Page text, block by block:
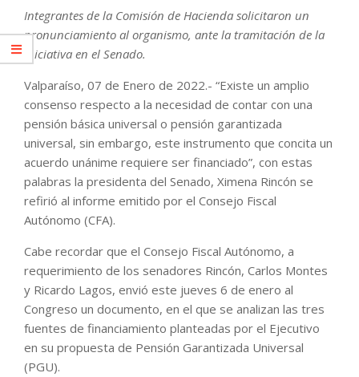
Integrantes de la Comisión de Hacienda solicitaron un
pronunciamiento al organismo, ante la tramitación de la
iniciativa en el Senado.
Valparaíso, 07 de Enero de 2022.- “Existe un amplio
consenso respecto a la necesidad de contar con una
pensión básica universal o pensión garantizada
universal, sin embargo, este instrumento que concita un
acuerdo unánime requiere ser financiado”, con estas
palabras la presidenta del Senado, Ximena Rincón se
refirió al informe emitido por el Consejo Fiscal
Autónomo (CFA).
Cabe recordar que el Consejo Fiscal Autónomo, a
requerimiento de los senadores Rincón, Carlos Montes
y Ricardo Lagos, envió este jueves 6 de enero al
Congreso un documento, en el que se analizan las tres
fuentes de financiamiento planteadas por el Ejecutivo
en su propuesta de Pensión Garantizada Universal
(PGU).